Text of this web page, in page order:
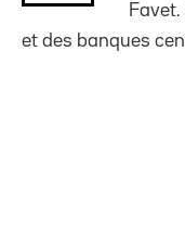
Favet.
et des banques